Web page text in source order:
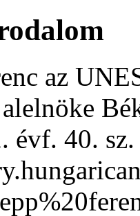
az
évf. 40.